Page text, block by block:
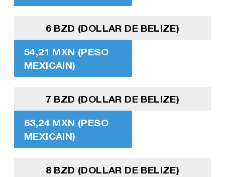
6 BZD (DOLLAR DE BELIZE)
54,21 MXN (PESO
MEXICAIN)
7 BZD (DOLLAR DE BELIZE)
63,24 MXN (PESO
MEXICAIN)
8 BZD (DOLLAR DE BELIZE)